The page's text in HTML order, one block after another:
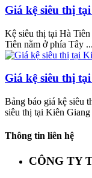
Giá kệ siêu thị
Kệ siêu thị tại Hà
Tiên nằm ở phía Tây ...
Giá kệ siêu thị
Bảng báo giá kệ siêu
siêu thị tại Kiên Giang
Thông tin liên hệ
CÔNG TY